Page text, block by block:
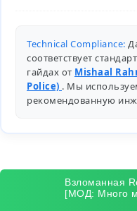
Technical Compliance:
соответствует
гайдах от Mishaal
Police) . Мы
рекомендованную
Взломанная
[МОД: Много